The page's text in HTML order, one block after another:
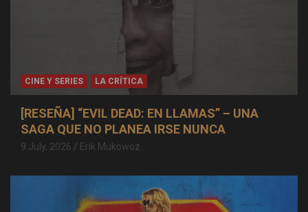
CINE Y SERIES LA CRÍTICA
[RESEÑA] “EVIL DEAD: EN LLAMAS” – UNA
SAGA QUE NO PLANEA IRSE NUNCA
9 July, 2026 Erik Mukowoz